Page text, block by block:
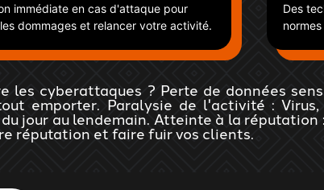
immédiate en cas d'attaque pour
dommages et relancer votre activité.
Des
cyberattaques ? Perte de données
emporter. Paralysie de l'activité :
jour au lendemain. Atteinte à la
réputation et faire fuir vos clients.